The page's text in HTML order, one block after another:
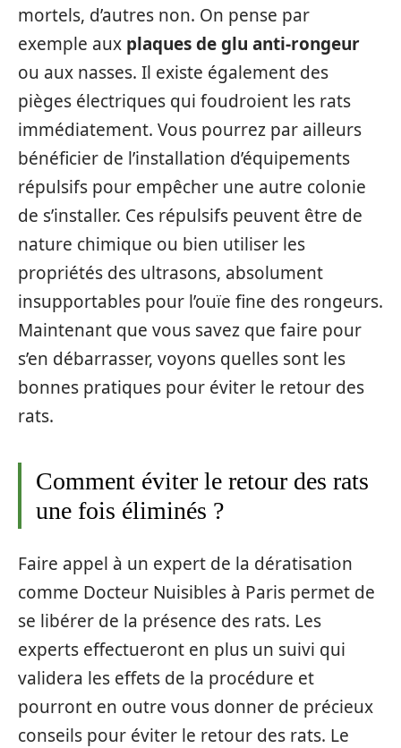
mortels, d’autres non. On pense par
exemple aux plaques de glu anti-rongeur
ou aux nasses. Il existe également des
pièges électriques qui foudroient les rats
immédiatement. Vous pourrez par ailleurs
bénéficier de l’installation d’équipements
répulsifs pour empêcher une autre colonie
de s’installer. Ces répulsifs peuvent être de
nature chimique ou bien utiliser les
propriétés des ultrasons, absolument
insupportables pour l’ouïe fine des rongeurs.
Maintenant que vous savez que faire pour
s’en débarrasser, voyons quelles sont les
bonnes pratiques pour éviter le retour des
rats.
Comment éviter le retour des rats
une fois éliminés ?
Faire appel à un expert de la dératisation
comme Docteur Nuisibles à Paris permet de
se libérer de la présence des rats. Les
experts effectueront en plus un suivi qui
validera les effets de la procédure et
pourront en outre vous donner de précieux
conseils pour éviter le retour des rats. Le